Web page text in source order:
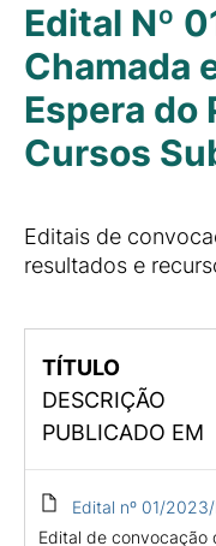
Edital Nº
Chamada
Espera do
Cursos
Editais de
resultados e
TÍTULO
DESCRIÇÃO
PUBLICADO EM
Edital nº 01/2023/
Edital de convocação